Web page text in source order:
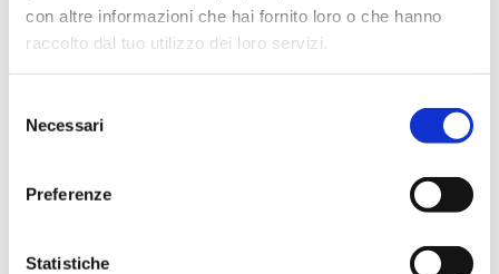
con altre informazioni che hai fornito loro o che hanno
raccolto dal tuo utilizzo dei loro servizi.
delNecessari
Preferenze
Statistiche